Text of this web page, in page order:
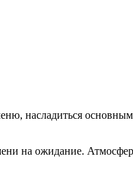
насладиться
на ожидание.